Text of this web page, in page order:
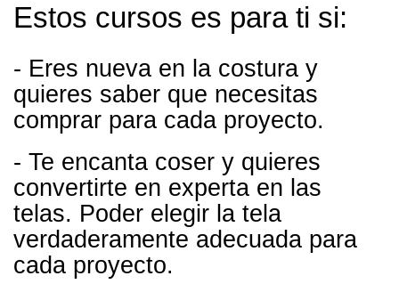
Estos cursos es para ti si:
- Eres nueva en la costura y
quieres saber que necesitas
comprar para cada proyecto.
- Te encanta coser y quieres
convertirte en experta en las
telas. Poder elegir la tela
verdaderamente adecuada para
cada proyecto.